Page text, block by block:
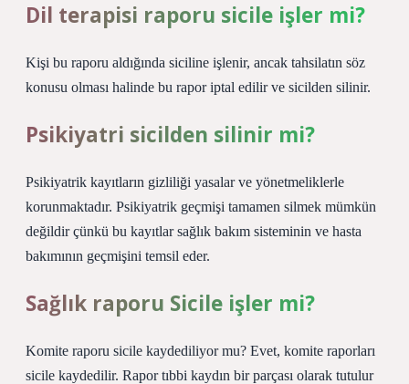
Dil terapisi raporu sicile işler mi?
Kişi bu raporu aldığında siciline işlenir, ancak tahsilatın söz
konusu olması halinde bu rapor iptal edilir ve sicilden silinir.
Psikiyatri sicilden silinir mi?
Psikiyatrik kayıtların gizliliği yasalar ve yönetmeliklerle
korunmaktadır. Psikiyatrik geçmişi tamamen silmek mümkün
değildir çünkü bu kayıtlar sağlık bakım sisteminin ve hasta
bakımının geçmişini temsil eder.
Sağlık raporu Sicile işler mi?
Komite raporu sicile kaydediliyor mu? Evet, komite raporları
sicile kaydedilir. Rapor tıbbi kaydın bir parçası olarak tutulur